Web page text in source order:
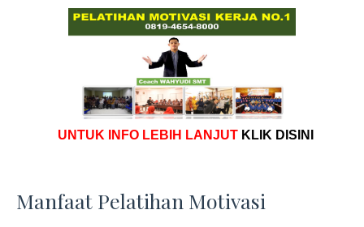
UNTUK INFO LEBIH LANJUT KLIK DISINI
Manfaat Pelatihan Motivasi